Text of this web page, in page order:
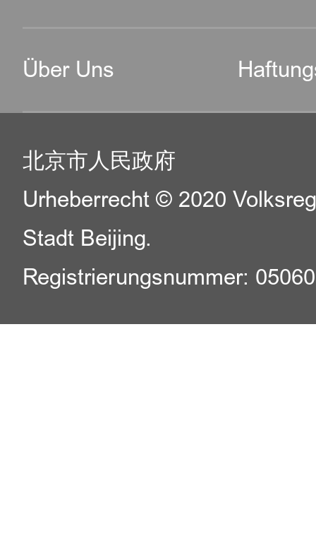
Über Uns
北京市人民政府
Urheberrecht © 2020
Stadt Beijing.
Registrierungsnummer: